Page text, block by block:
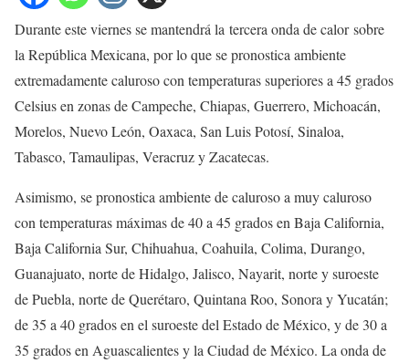
Durante este viernes se mantendrá la tercera onda de calor sobre
la República Mexicana, por lo que se pronostica ambiente
extremadamente caluroso con temperaturas superiores a 45 grados
Celsius en zonas de Campeche, Chiapas, Guerrero, Michoacán,
Morelos, Nuevo León, Oaxaca, San Luis Potosí, Sinaloa,
Tabasco, Tamaulipas, Veracruz y Zacatecas.
Asimismo, se pronostica ambiente de caluroso a muy caluroso
con temperaturas máximas de 40 a 45 grados en Baja California,
Baja California Sur, Chihuahua, Coahuila, Colima, Durango,
Guanajuato, norte de Hidalgo, Jalisco, Nayarit, norte y suroeste
de Puebla, norte de Querétaro, Quintana Roo, Sonora y Yucatán;
de 35 a 40 grados en el suroeste del Estado de México, y de 30 a
35 grados en Aguascalientes y la Ciudad de México. La onda de